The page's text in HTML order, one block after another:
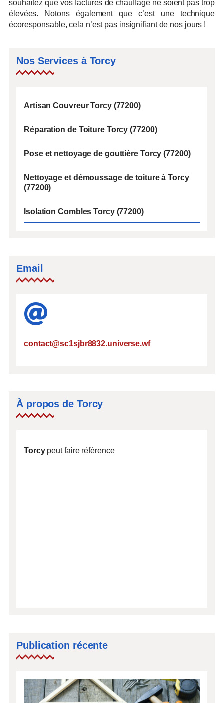
souhaitez que vos factures de chauffage ne soient pas trop
élevées. Notons également que c’est une technique
écoresponsable, cela n’est pas insignifiant de nos jours !
Nos Services à Torcy
Artisan Couvreur Torcy (77200)
Réparation de Toiture Torcy (77200)
Pose et nettoyage de gouttière Torcy (77200)
Nettoyage et démoussage de toiture à Torcy
(77200)
Isolation Combles Torcy (77200)
Email
contact@sc1sjbr8832.universe.wf
À propos de Torcy
Torcypeut faire référence
Publication récente